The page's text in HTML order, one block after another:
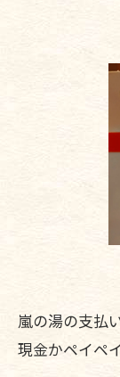
嵐の湯の支払
現金かペイペ